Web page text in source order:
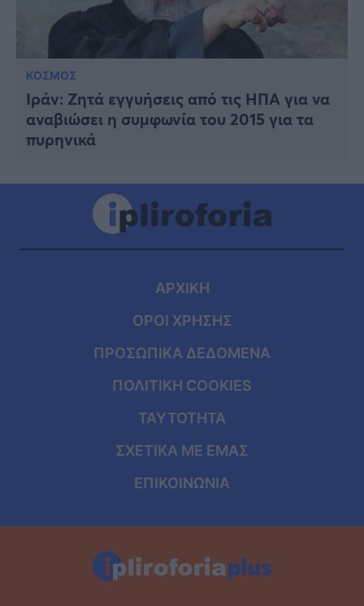
ΚΟΣΜΟΣ
Ιράν: Ζητά εγγυήσεις από τις ΗΠΑ για να
αναβιώσει η συμφωνία του 2015 για τα
πυρηνικά
ΑΡΧΙΚΗ
ΟΡΟΙ ΧΡΗΣΗΣ
ΠΡΟΣΩΠΙΚΑ ΔΕΔΟΜΕΝΑ
ΠΟΛΙΤΙΚΗ COOKIES
ΤΑΥΤΟΤΗΤΑ
ΣΧΕΤΙΚΑ ΜΕ ΕΜΑΣ
ΕΠΙΚΟΙΝΩΝΙΑ